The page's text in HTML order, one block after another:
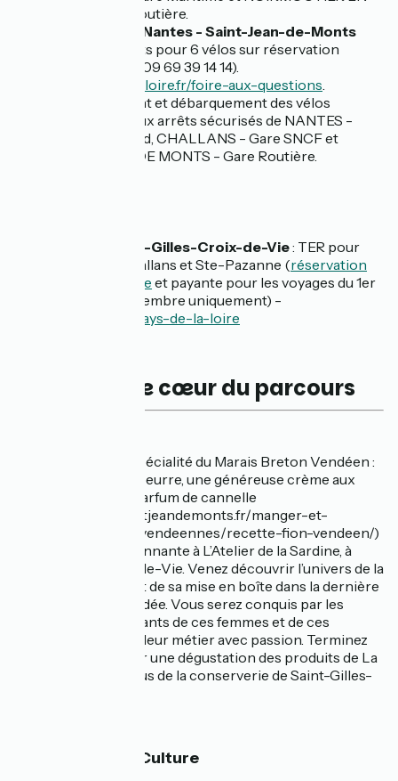
L'ILE - Gare Routière.
Car TER n°12 Nantes - Saint-Jean-de-Monts
(emplacements pour 6 vélos sur réservation
obligatoire au 09 69 39 14 14).
aleop.paysdelaloire.fr/foire-aux-questions.
Embarquement et débarquement des vélos
uniquement aux arrêts sécurisés de NANTES -
Gare SNCF Sud, CHALLANS - Gare SNCF et
SAINT JEAN DE MONTS - Gare Routière.
Gare de Saint-Gilles-Croix-de-Vie: TER pour
Nantes via Challans et Ste-Pazanne (réservation
vélo obligatoire et payante pour les voyages du 1er
mai au 28 septembre uniquement) -
ter.sncf.com/pays-de-la-loire
Les coups de cœur du parcours
Le flan maraîchin, spécialité du Marais Breton Vendéen :
une pâte sablée au beurre, une généreuse crème aux
œufs et un délicat parfum de cannelle
(https://paysdesaintjeandemonts.fr/manger-et-
deguster/recettes-vendeennes/recette-fion-vendeen/)
Faites une visite étonnante à L’Atelier de la Sardine, à
Saint-Gilles-Croix-de-Vie. Venez découvrir l’univers de la
pêche à la sardine et de sa mise en boîte dans la dernière
conserverie de Vendée. Vous serez conquis par les
témoignages touchants de ces femmes et de ces
hommes racontant leur métier avec passion. Terminez
cette immersion par une dégustation des produits de La
Perle des Dieux, issus de la conserverie de Saint-Gilles-
🏰 Patrimoine & Culture